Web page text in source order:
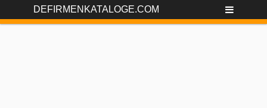
DEFIRMENKATALOGE.COM